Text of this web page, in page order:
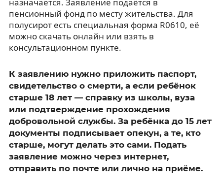
пенсионный фонд по месту жительства. Для
полусирот есть специальная форма R0610, её
можно скачать онлайн или взять в
консультационном пункте.
К заявлению нужно приложить паспорт,
свидетельство о смерти, а если ребёнок
старше 18 лет — справку из школы, вуза
или подтверждение прохождения
добровольной службы. За ребёнка до 15 лет
документы подписывает опекун, а те, кто
старше, могут делать это сами. Подать
заявление можно через интернет,
отправить по почте или лично на приёме.